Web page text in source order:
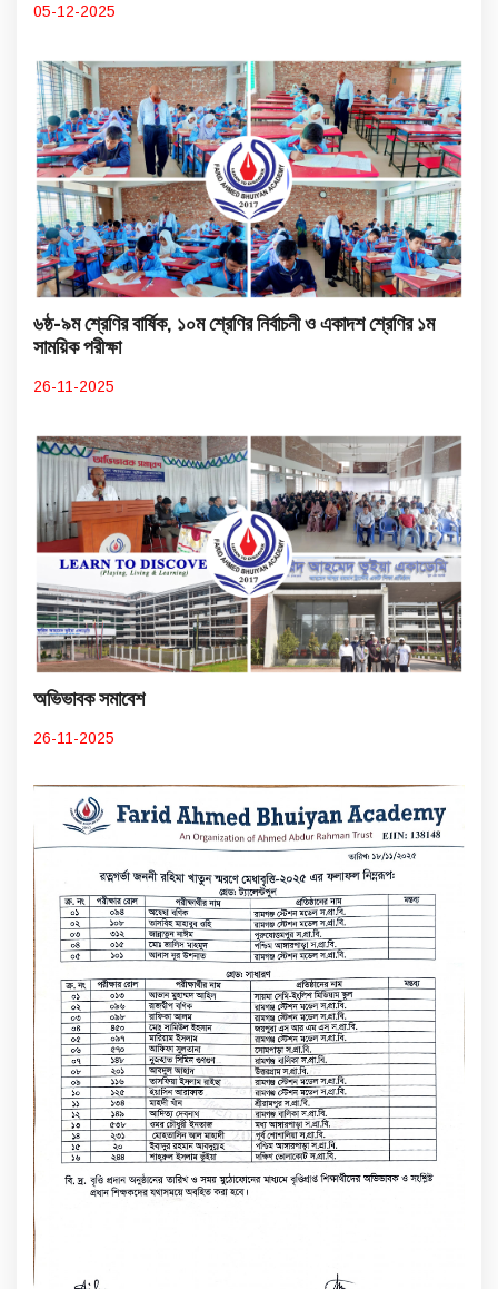
05-12-2025
৬ষ্ঠ-৯ম শ্রেণির বার্ষিক, ১০ম শ্রেণির নির্বাচনী ও একাদশ শ্রেণির ১ম
সাময়িক পরীক্ষা
26-11-2025
অভিভাবক সমাবেশ
26-11-2025